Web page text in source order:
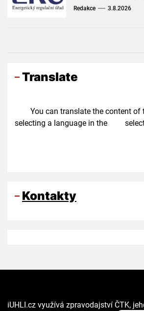
Redakce 3.8.2026
Translate
You can translate the content
selecting a language in the
Kontakty
iUHLI.cz využívá zpravodajství ČTK,